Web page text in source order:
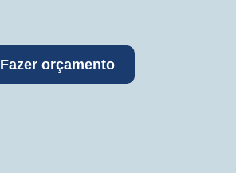
Fazer orçamento